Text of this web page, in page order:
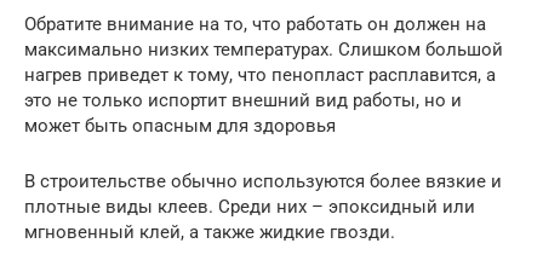
Обратите внимание на то, что работать он должен на
максимально низких температурах. Слишком большой
нагрев приведет к тому, что пенопласт расплавится, а
это не только испортит внешний вид работы, но и
может быть опасным для здоровья
В строительстве обычно используются более вязкие и
плотные виды клеев. Среди них – эпоксидный или
мгновенный клей, а также жидкие гвозди.